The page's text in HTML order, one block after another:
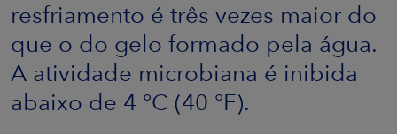
resfriamento é três vezes maior do
que o do gelo formado pela água.
A atividade microbiana é inibida
abaixo de 4 °C (40 °F).